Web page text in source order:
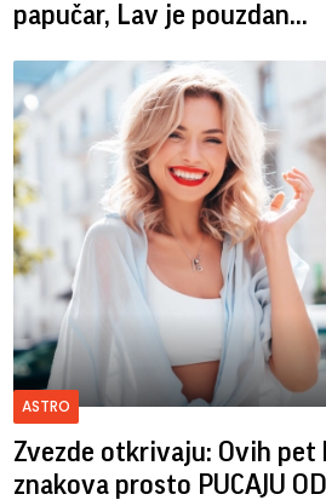
papučar, Lav je pouzdan...
ASTRO
Zvezde otkrivaju: Ovih pet
znakova prosto PUCAJU